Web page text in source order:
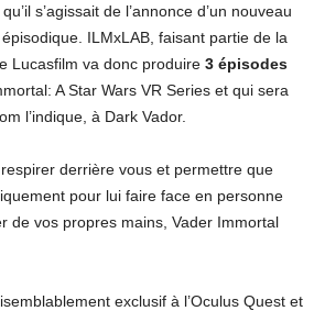
s’agissait de l’annonce d’un nouveau
ILMxLAB, faisant partie de la
Lucasfilm va donc produire 3 épisodes
A Star Wars VR Series et qui sera
l’indique, à Dark Vador.
derrière vous et permettre que
pour lui faire face en personne
de vos propres mains, Vader Immortal
exclusif à l’Oculus Quest et